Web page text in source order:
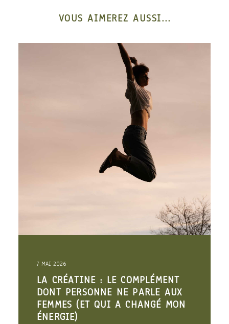
VOUS AIMEREZ AUSSI...
7 MAI 2026
LA CRÉATINE : LE COMPLÉMENT
DONT PERSONNE NE PARLE AUX
FEMMES (ET QUI A CHANGÉ MON
ÉNERGIE)